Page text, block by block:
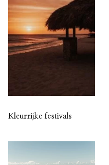
Kleurrijke festivals